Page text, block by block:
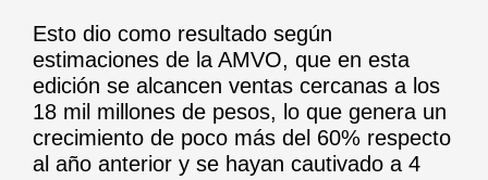
Esto dio como resultado según
estimaciones de la AMVO, que en esta
edición se alcancen ventas cercanas a los
18 mil millones de pesos, lo que genera un
crecimiento de poco más del 60% respecto
al año anterior y se hayan cautivado a 4